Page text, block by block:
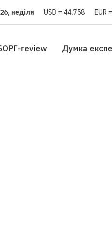
неділя USD = 44.758 EUR
review Думка